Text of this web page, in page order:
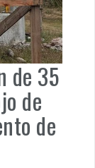
de 35
de
de